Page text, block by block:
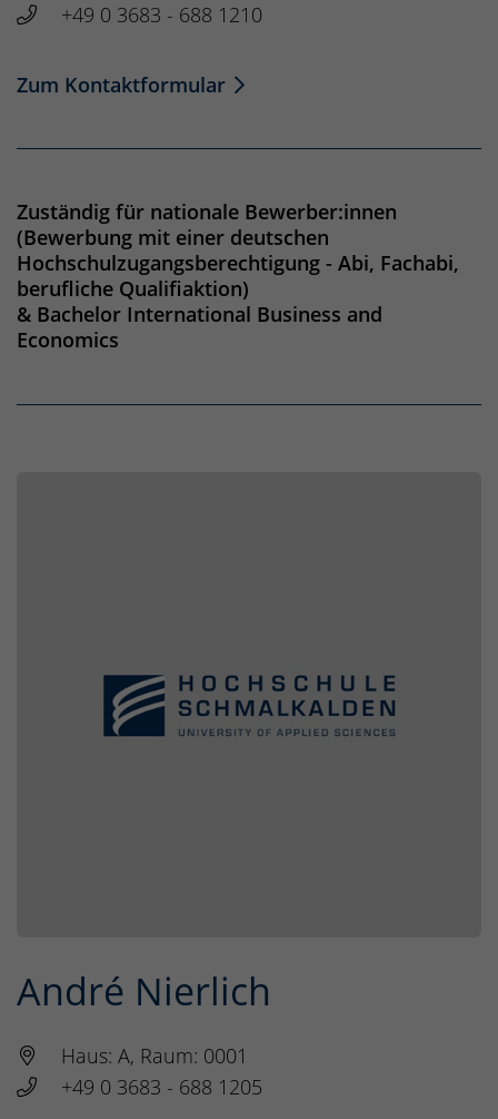
+49 0 3683 - 688 1210
Zum Kontaktformular
Zuständig für nationale Bewerber:innen
(Bewerbung mit einer deutschen
Hochschulzugangsberechtigung - Abi, Fachabi,
berufliche Qualifiaktion)
& Bachelor International Business and
Economics
André Nierlich
Haus: A, Raum: 0001
+49 0 3683 - 688 1205